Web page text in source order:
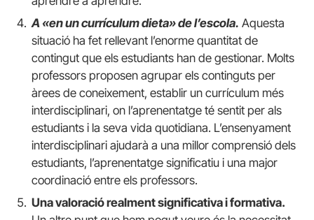
A «en un currículum dieta» de l’escola. Aquesta
situació ha fet rellevant l’enorme quantitat de
contingut que els estudiants han de gestionar. Molts
professors proposen agrupar els continguts per
àrees de coneixement, establir un currículum més
interdisciplinari, on l’aprenentatge té sentit per als
estudiants i la seva vida quotidiana. L’ensenyament
interdisciplinari ajudarà a una millor comprensió dels
estudiants, l’aprenentatge significatiu i una major
coordinació entre els professors.
Una valoració realment significativa i formativa.